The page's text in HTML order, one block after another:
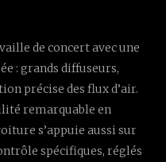
de concert avec une
: grands diffuseurs,
précise des flux d’air.
remarquable en
s’appuie aussi sur
spécifiques, réglés